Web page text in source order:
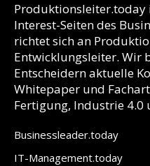
Produktionsleiter.today
Interest-Seiten des
richtet sich an
Entwicklungsleiter. Wir
Entscheidern aktuelle
Whitepaper und
Fertigung, Industrie 4.0
Businessleader.today
IT-Management.today